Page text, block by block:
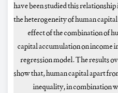
have been studied this
the heterogeneity of human capital
effect of the combination of
capital accumulation on income
regression model. The results
show that, human capital apart
inequality, in combination